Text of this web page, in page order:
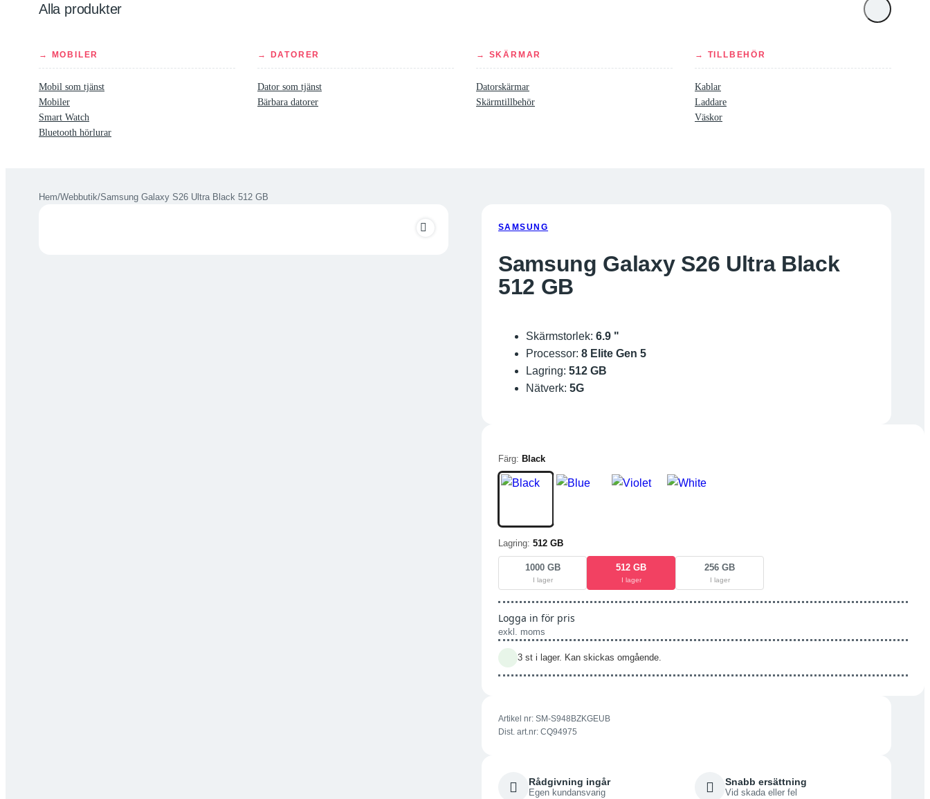
Alla produkter
→ MOBILER
Mobil som tjänst
Mobiler
Smart Watch
Bluetooth hörlurar
→ DATORER
Dator som tjänst
Bärbara datorer
→ SKÄRMAR
Datorskärmar
Skärmtillbehör
→ TILLBEHÖR
Kablar
Laddare
Väskor
Hem/Webbutik/Samsung Galaxy S26 Ultra Black 512 GB
SAMSUNG
Samsung Galaxy S26 Ultra Black
512 GB
Skärmstorlek: 6.9 "
Processor: 8 Elite Gen 5
Lagring: 512 GB
Nätverk: 5G
Färg: Black
Lagring: 512 GB
1000 GB
I lager
512 GB
I lager
256 GB
I lager
Logga in för pris
exkl. moms
3 st i lager. Kan skickas omgående.
Artikel nr: SM-S948BZKGEUB
Dist. art.nr: CQ94975
Rådgivning ingår
Egen kundansvarig
Snabb ersättning
Vid skada eller fel